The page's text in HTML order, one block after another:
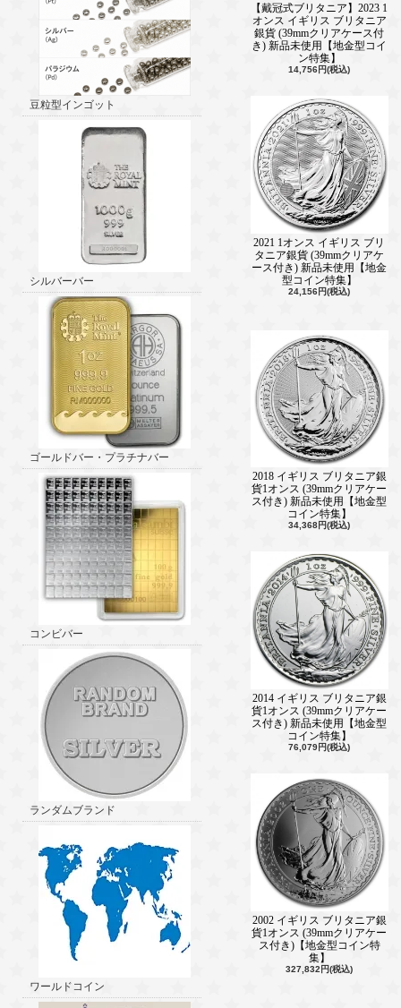
豆粒型インゴット
シルバーバー
ゴールドバー・プラチナバー
コンビバー
ランダムブランド
ワールドコイン
【戴冠式ブリタニア】2023 1
オンス イギリス ブリタニア
銀貨 (39mmクリアケース付
き) 新品未使用【地金型コイ
ン特集】
14,756円(税込)
2021 1オンス イギリス ブリ
タニア銀貨 (39mmクリアケ
ース付き) 新品未使用【地金
型コイン特集】
24,156円(税込)
2018 イギリス ブリタニア銀
貨1オンス (39mmクリアケー
ス付き) 新品未使用【地金型
コイン特集】
34,368円(税込)
2014 イギリス ブリタニア銀
貨1オンス (39mmクリアケー
ス付き) 新品未使用【地金型
コイン特集】
76,079円(税込)
2002 イギリス ブリタニア銀
貨1オンス (39mmクリアケー
ス付き)【地金型コイン特
集】
327,832円(税込)